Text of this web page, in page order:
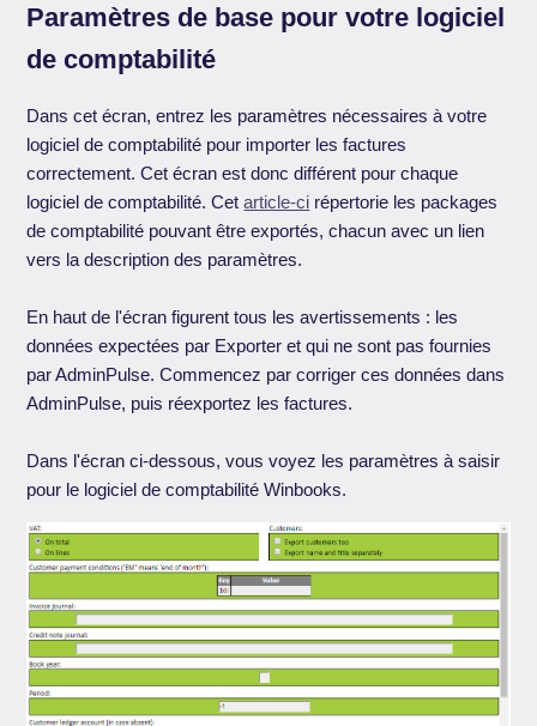
Paramètres de base pour votre logiciel
de comptabilité
Dans cet écran, entrez les paramètres nécessaires à votre
logiciel de comptabilité pour importer les factures
correctement. Cet écran est donc différent pour chaque
logiciel de comptabilité. Cetarticle-ci répertorie les packages
de comptabilité pouvant être exportés, chacun avec un lien
vers la description des paramètres.
En haut de l'écran figurent tous les avertissements : les
données expectées par Exporter et qui ne sont pas fournies
par AdminPulse. Commencez par corriger ces données dans
AdminPulse, puis réexportez les factures.
Dans l'écran ci-dessous, vous voyez les paramètres à saisir
pour le logiciel de comptabilité Winbooks.